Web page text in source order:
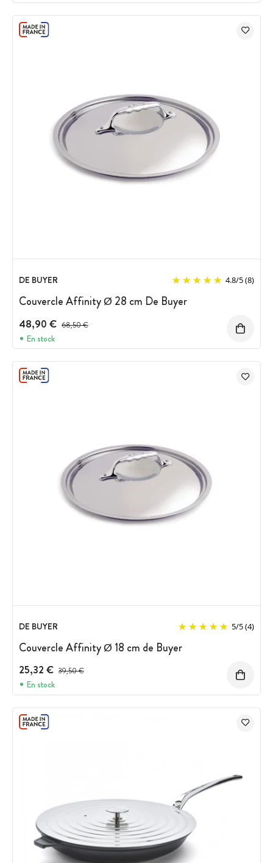
DE BUYER 4.8/5(8)
Couvercle Affinity Ø 28 cm De Buyer
48,90 € Prix avant réduction :
68,50 €
En stock
DE BUYER 5/5(4)
Couvercle Affinity Ø 18 cm de Buyer
25,32 € Prix avant réduction :
39,50 €
En stock